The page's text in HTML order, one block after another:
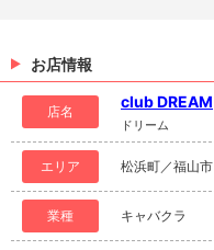
お店情報
店名
club DREAM
ドリーム
エリア 松浜町／福山市
業種 キャバクラ